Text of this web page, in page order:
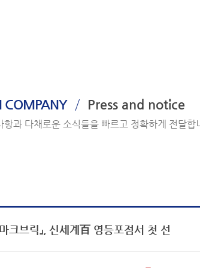
COMPANY / Press and notice
과 다채로운 소식들을 빠르고 정확하게 전달합
크브릭」, 신세계百 영등포점서 첫 선